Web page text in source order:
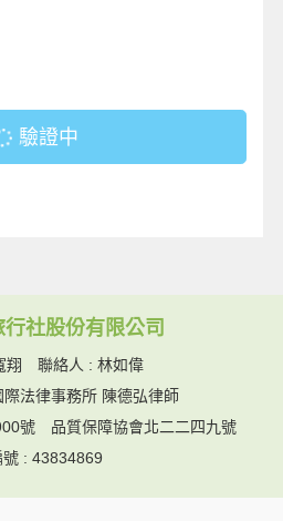
驗證中
社股份有限公司
翔 聯絡人 : 林如偉
法律事務所 陳德弘律師
號
品質保障協會北二二四九號
號 : 43834869